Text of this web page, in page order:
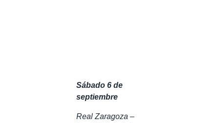
Sábado 6 de
septiembre
Real Zaragoza –